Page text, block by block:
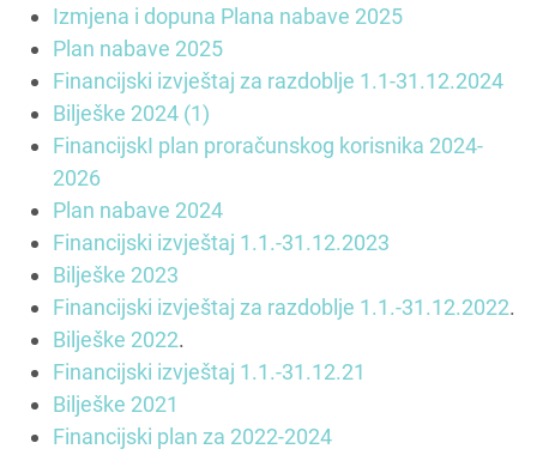
Izmjena i dopuna Plana nabave 2025
Plan nabave 2025
Financijski izvještaj za razdoblje 1.1-31.12.2024
Bilješke 2024 (1)
FinancijskI plan proračunskog korisnika 2024-
2026
Plan nabave 2024
Financijski izvještaj 1.1.-31.12.2023
Bilješke 2023
Financijski izvještaj za razdoblje 1.1.-31.12.2022.
Bilješke 2022.
Financijski izvještaj 1.1.-31.12.21
Bilješke 2021
Financijski plan za 2022-2024